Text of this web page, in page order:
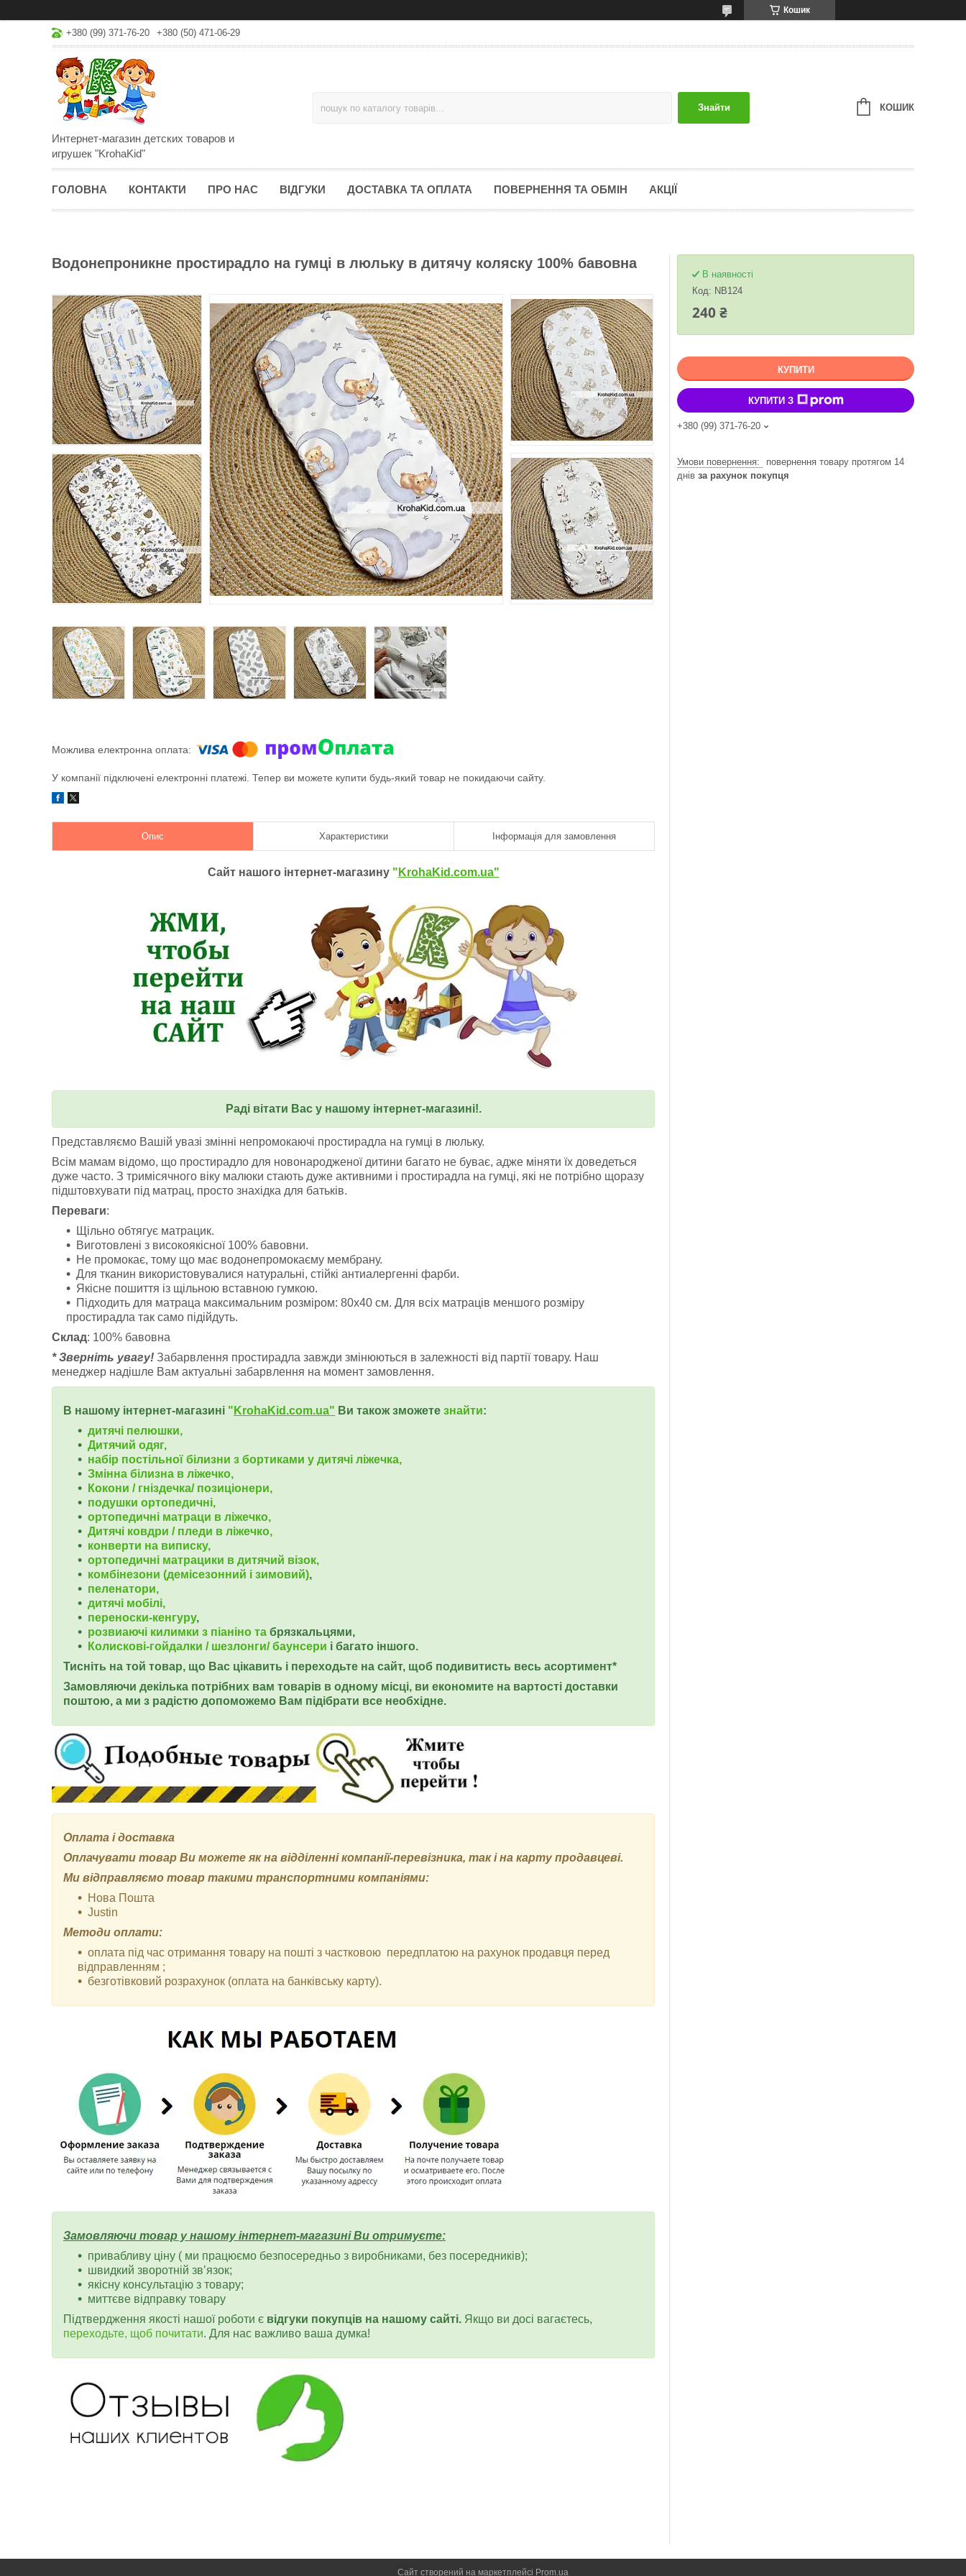
Кошик
+380 (99) 371-76-20 +380 (50) 471-06-29
Интернет-магазин детских товаров и
игрушек "KrohaKid"
Знайти КОШИК
ГОЛОВНА КОНТАКТИ ПРО НАС ВІДГУКИ ДОСТАВКА ТА ОПЛАТА ПОВЕРНЕННЯ ТА ОБМІН АКЦІЇ
Водонепроникне простирадло на гумці в люльку в дитячу коляску 100% бавовна
У компанії підключені електронні платежі. Тепер ви можете купити будь-який товар не покидаючи сайту.
Опис Характеристики Інформація для замовлення
Сайт нашого інтернет-магазину " KrohaKid.com.ua"
Раді вітати Вас у нашому інтернет-магазині!.
Представляємо Вашій увазі змінні непромокаючі простирадла на гумці в люльку.
Всім мамам відомо, що простирадло для новонародженої дитини багато не буває, адже міняти їх доведеться
дуже часто. З тримісячного віку малюки стають дуже активними і простирадла на гумці, які не потрібно щоразу
підштовхувати під матрац, просто знахідка для батьків.
Переваги:
Щільно обтягує матрацик.
Виготовлені з високоякісної 100% бавовни.
Не промокає, тому що має водонепромокаєму мембрану.
Для тканин використовувалися натуральні, стійкі антиалергенні фарби.
Якісне пошиття із щільною вставною гумкою.
Підходить для матраца максимальним розміром: 80х40 см. Для всіх матраців меншого розміру
простирадла так само підійдуть.
Склад: 100% бавовна
* Зверніть увагу! Забарвлення простирадла завжди змінюються в залежності від партії товару. Наш
менеджер надішле Вам актуальні забарвлення на момент замовлення.
В нашому інтернет-магазині " KrohaKid.com.ua" Ви також зможете знайти:
дитячі пелюшки,
Дитячий одяг,
набір постільної білизни з бортиками у дитячі ліжечка,
Змінна білизна в ліжечко,
Кокони / гніздечка/ позиціонери,
подушки ортопедичні,
ортопедичні матраци в ліжечко,
Дитячі ковдри / пледи в ліжечко,
конверти на виписку,
ортопедичні матрацики в дитячий візок,
комбінезони (демісезонний і зимовий),
пеленатори,
дитячі мобілі,
переноски-кенгуру,
розвиаючі килимки з піаніно та брязкальцями,
Колискові-гойдалки / шезлонги/ баунсери і багато іншого.
Тисніть на той товар, що Вас цікавить і переходьте на сайт, щоб подивитисть весь асортимент*
Замовляючи декілька потрібних вам товарів в одному місці, ви економите на вартості доставки
поштою, а ми з радістю допоможемо Вам підібрати все необхідне.
Оплата і доставка
Оплачувати товар Ви можете як на відділенні компанії-перевізника, так і на карту продавцеві.
Ми відправляємо товар такими транспортними компаніями:
Нова Пошта
Justin
Методи оплати:
оплата під час отримання товару на пошті з частковою передплатою на рахунок продавця перед
відправленням ;
безготівковий розрахунок (оплата на банківську карту).
Замовляючи товар у нашому інтернет-магазині Ви отримуєте:
привабливу ціну ( ми працюємо безпосередньо з виробниками, без посередників);
швидкий зворотній зв’язок;
якісну консультацію з товару;
миттєве відправку товару
Підтвердження якості нашої роботи є відгуки покупців на нашому сайті. Якщо ви досі вагаєтесь,
переходьте, щоб почитати. Для нас важливо ваша думка!
В наявності
Код: NB124
240 ₴
КУПИТИ
КУПИТИ З
+380 (99) 371-76-20
повернення товару протягом 14
днів за рахунок покупця
Сайт створений на маркетплейсі Prom.ua